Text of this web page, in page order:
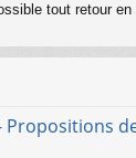
tout retour
Propositions